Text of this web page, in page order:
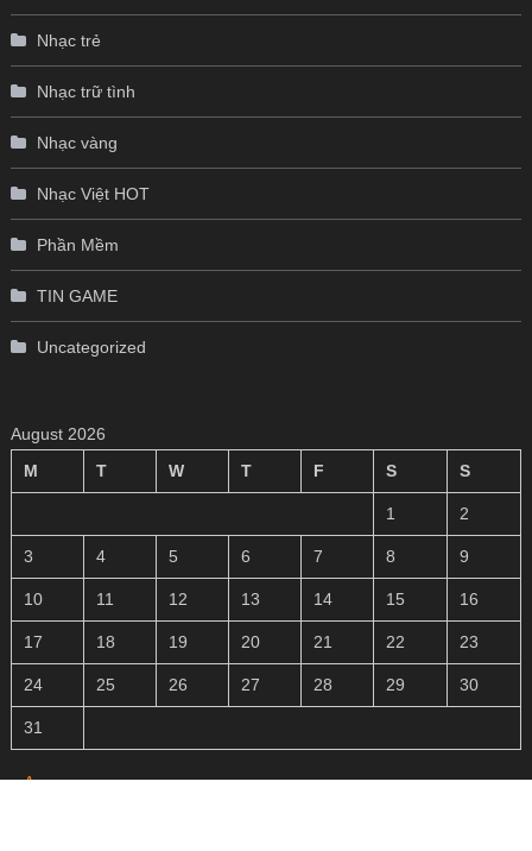
Nhạc trẻ
Nhạc trữ tình
Nhạc vàng
Nhạc Việt HOT
Phần Mềm
TIN GAME
Uncategorized
August 2026
M
T W T F S S
1 2
3 4 5 6 7 8 9
10 11 12 13 14 15 16
17 18 19 20 21 22 23
24 25 26 27 28 29 30
31
« Apr